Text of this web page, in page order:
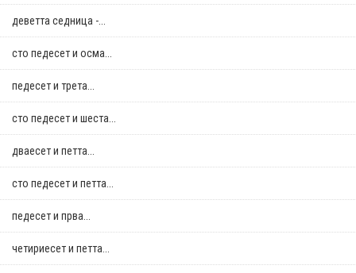
деветта седница -...
сто педесет и осма...
педесет и трета...
сто педесет и шеста...
дваесет и петта...
сто педесет и петта...
педесет и прва...
четириесет и петта...